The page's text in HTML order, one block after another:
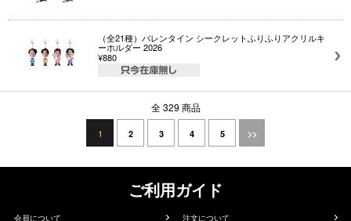
（全21種）バレンタイン シークレットふりふりアクリルキ
ーホルダー 2026
¥880
全 329 商品
1 2 3 4 5 >>
ご利用ガイド
会員について 注文について